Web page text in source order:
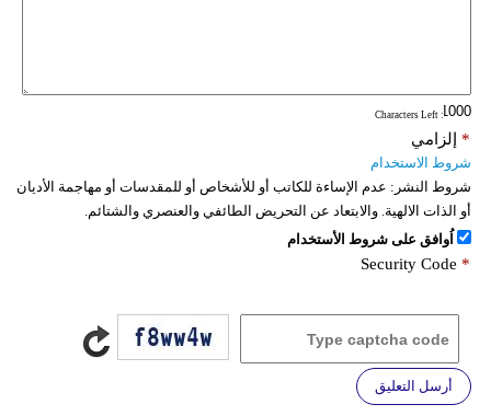
: Characters Left
إلزامي *
شروط الاستخدام
شروط النشر: عدم الإساءة للكاتب أو للأشخاص أو للمقدسات أو مهاجمة الأديان
أو الذات الالهية. والابتعاد عن التحريض الطائفي والعنصري والشتائم.
اُوافق على شروط الأستخدام
Security Code *
أرسل التعليق